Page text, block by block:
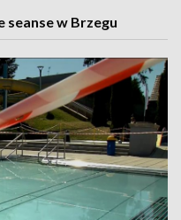
seanse w Brzegu